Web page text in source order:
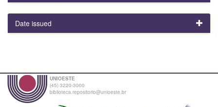
Date issued
UNIOESTE
(45) 3220-3000
biblioteca.repositorio@unioeste.br